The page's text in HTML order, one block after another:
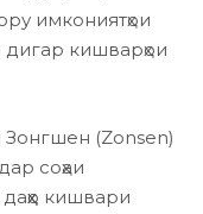
имкониятҳои
дигар кишварҳои
(Zonsen)
соҳаи
кишвари